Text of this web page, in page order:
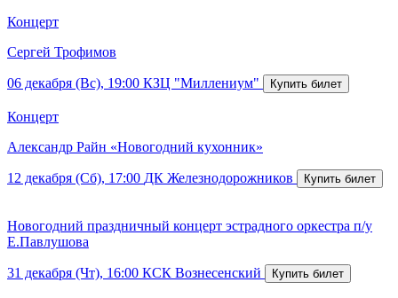
Концерт
Сергей Трофимов
06 декабря (Вс), 19:00 КЗЦ "Миллениум"
Концерт
Александр Райн «Новогодний кухонник»
12 декабря (Сб), 17:00 ДК Железнодорожников
Новогодний праздничный концерт эстрадного оркестра п/у
Е.Павлушова
31 декабря (Чт), 16:00 КСК Вознесенский